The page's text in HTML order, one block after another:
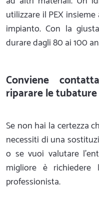
utilizzare il PEX
impianto. Con la
durare dagli 80 ai 100
Conviene
riparare le tubature
Se non hai la certezza
necessiti di una
o se vuoi valutare
migliore è
professionista.